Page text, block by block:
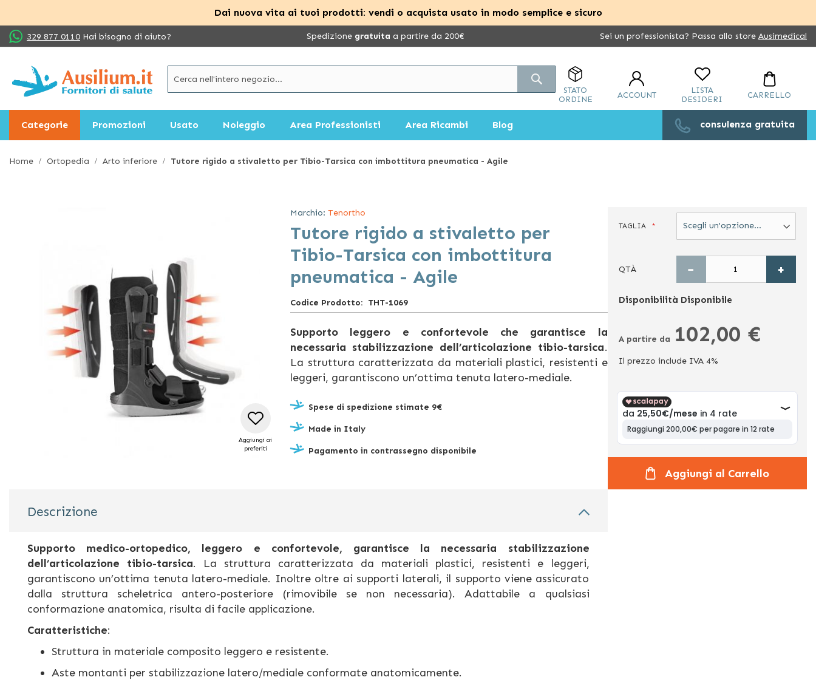
Dai nuova vita ai tuoi prodotti: vendi o acquista usato in modo semplice e sicuro
Salta
al
329 877 0110 Hai bisogno di aiuto? Spedizione gratuita a partire da 200€ Sei un professionista? Passa allo store Ausimedical
STATO
ORDINE
ACCOUNT
LISTA
DESIDERI
CARRELLO
Categorie Promozioni Usato Noleggio Area Professionisti Area Ricambi Blog consulenza gratuita
Home Ortopedia Arto inferiore Tutore rigido a stivaletto per Tibio-Tarsica con imbottitura pneumatica - Agile
di
Aggiungi ai
preferiti
Marchio: Tenortho
Tutore rigido a stivaletto per
Tibio-Tarsica con imbottitura
pneumatica - Agile
Codice Prodotto THT-1069
Supporto leggero e confortevole che garantisce la
necessaria stabilizzazione dell’articolazione tibio-tarsica.
La struttura caratterizzata da materiali plastici, resistenti e
leggeri, garantiscono un’ottima tenuta latero-mediale.
Spese di spedizione stimate 9€
Made in Italy
Pagamento in contrassegno disponibile
TAGLIA
QTÀ − +
Disponibilità Disponibile
A partire da 102,00 €
Il prezzo include IVA 4%
Aggiungi al Carrello
Descrizione
Supporto medico-ortopedico, leggero e confortevole, garantisce la necessaria stabilizzazione
dell’articolazione tibio-tarsica. La struttura caratterizzata da materiali plastici, resistenti e leggeri,
garantiscono un’ottima tenuta latero-mediale. Inoltre oltre ai supporti laterali, il supporto viene assicurato
dalla struttura scheletrica antero-posteriore (rimovibile se non necessaria). Adattabile a qualsiasi
conformazione anatomica, risulta di facile applicazione.
Caratteristiche:
Struttura in materiale composito leggero e resistente.
Aste montanti per stabilizzazione latero/mediale conformate anatomicamente.